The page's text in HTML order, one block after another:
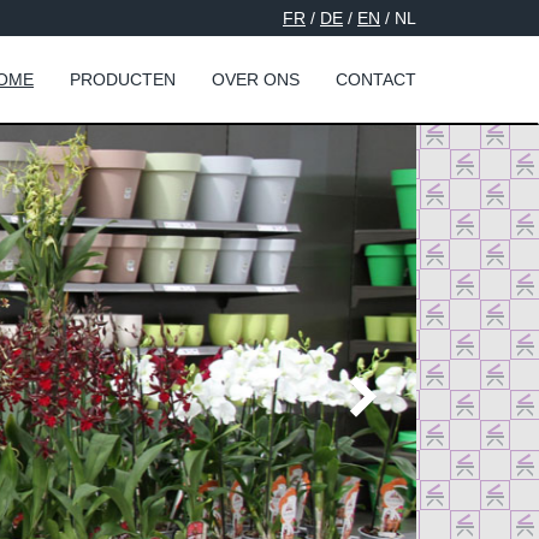
FR / DE / EN / NL
PRODUCTEN OVER ONS CONTACT